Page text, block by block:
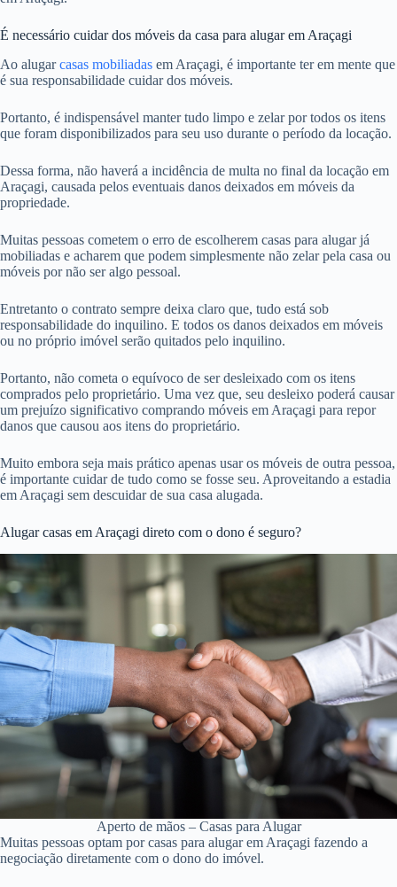
É necessário cuidar dos móveis da casa para alugar em Araçagi
Ao alugarcasas mobiliadas em Araçagi, é importante ter em mente que
é sua responsabilidade cuidar dos móveis.
Portanto, é indispensável manter tudo limpo e zelar por todos os itens
que foram disponibilizados para seu uso durante o período da locação.
Dessa forma, não haverá a incidência de multa no final da locação em
Araçagi, causada pelos eventuais danos deixados em móveis da
propriedade.
Muitas pessoas cometem o erro de escolherem casas para alugar já
mobiliadas e acharem que podem simplesmente não zelar pela casa ou
móveis por não ser algo pessoal.
Entretanto o contrato sempre deixa claro que, tudo está sob
responsabilidade do inquilino. E todos os danos deixados em móveis
ou no próprio imóvel serão quitados pelo inquilino.
Portanto, não cometa o equívoco de ser desleixado com os itens
comprados pelo proprietário. Uma vez que, seu desleixo poderá causar
um prejuízo significativo comprando móveis em Araçagi para repor
danos que causou aos itens do proprietário.
Muito embora seja mais prático apenas usar os móveis de outra pessoa,
é importante cuidar de tudo como se fosse seu. Aproveitando a estadia
em Araçagi sem descuidar de sua casa alugada.
Alugar casas em Araçagi direto com o dono é seguro?
Aperto de mãos – Casas para Alugar
Muitas pessoas optam por casas para alugar em Araçagi fazendo a
negociação diretamente com o dono do imóvel.